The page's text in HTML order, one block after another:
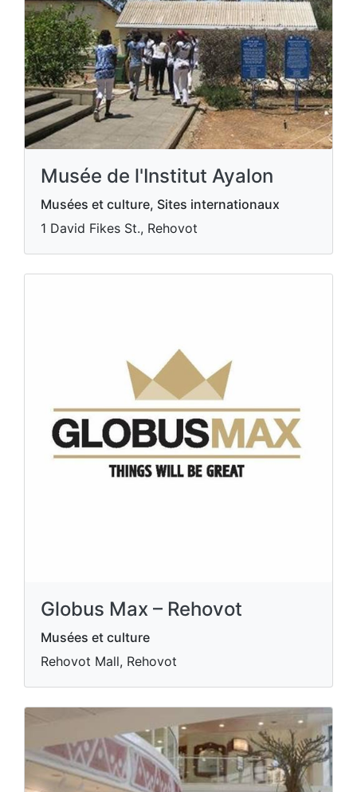
Musée de l'Institut Ayalon
Musées et culture, Sites internationaux
1 David Fikes St., Rehovot
Globus Max – Rehovot
Musées et culture
Rehovot Mall, Rehovot